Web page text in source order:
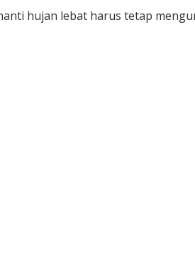
hujan lebat harus tetap